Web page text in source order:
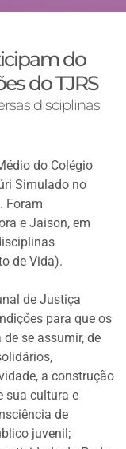
do
do TJRS
disciplinas
do Colégio
Simulado no
Foram
e Jaison, em
de Vida).
de Justiça
para que os
se assumir, de
a construção
sua cultura e
de
juvenil;